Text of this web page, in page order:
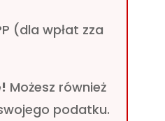
(dla wpłat zza
Możesz również
podatku.